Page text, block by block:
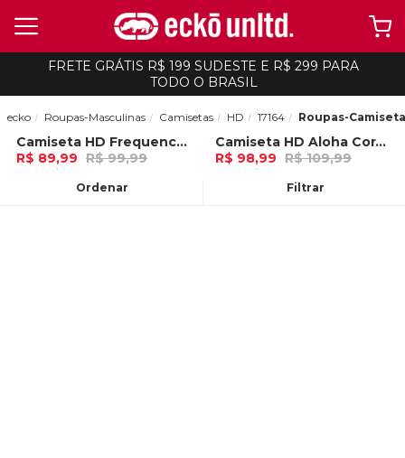
FRETE GRÁTIS R$ 199 SUDESTE E R$ 299 PARA
TODO O BRASIL
Ordenar Filtrar
ecko Roupas-Masculinas Camisetas HD 17164 Roupas-Camiseta
-10%Camiseta HD Frequency Branca
R$ 89,99 R$ 99,99
3x de R$ 29,99 Ou
-10%Camiseta HD Aloha Coral Frida Kahlo
R$ 98,99 R$ 109,99
3x de R$ 32,99 Ou